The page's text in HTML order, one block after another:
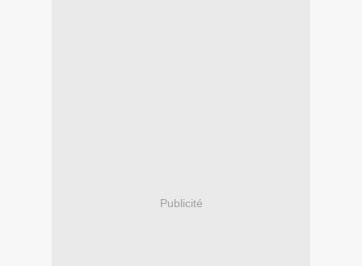
Publicité